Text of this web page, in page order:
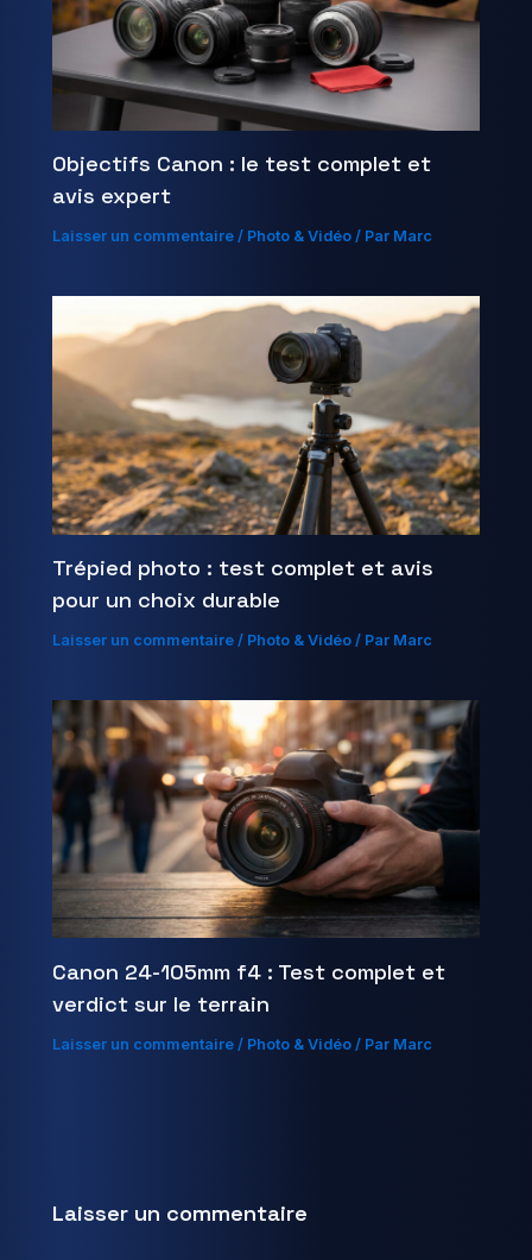
Objectifs Canon : le test complet et
avis expert
Laisser un commentaire / Photo & Vidéo / Par Marc
Trépied photo : test complet et avis
pour un choix durable
Laisser un commentaire / Photo & Vidéo / Par Marc
Canon 24-105mm f4 : Test complet et
verdict sur le terrain
Laisser un commentaire / Photo & Vidéo / Par Marc
Laisser un commentaire